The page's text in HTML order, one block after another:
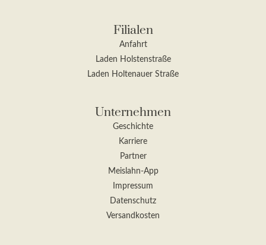
Filialen
Anfahrt
Laden Holstenstraße
Laden Holtenauer Straße
Unternehmen
Geschichte
Karriere
Partner
Meislahn-App
Impressum
Datenschutz
Versandkosten